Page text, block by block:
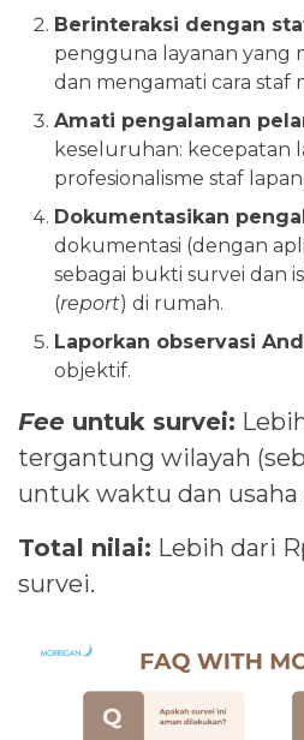
Berinteraksi dengan
pengguna layanan yang
dan mengamati cara staf
Amati pengalaman
keseluruhan: kecepatan
profesionalisme staf
Dokumentasikan
dokumentasi (dengan
sebagai bukti survei dan
(report) di rumah.
Laporkan observasi
objektif.
Fee untuk survei:
tergantung wilayah
untuk waktu dan usaha
Total nilai: Lebih dari
survei.